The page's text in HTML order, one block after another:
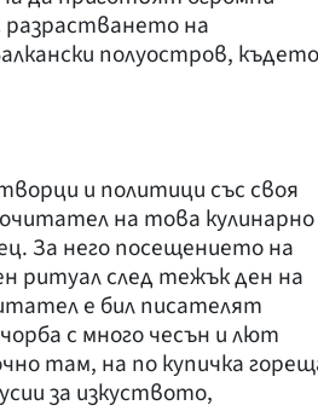
разрастването на
полуостров, където
и политици със своя
на това кулинарно
За него посещението на
ритуал след тежък ден на
е бил писателят
с много чесън и лют
там, на по купичка
за изкуството,